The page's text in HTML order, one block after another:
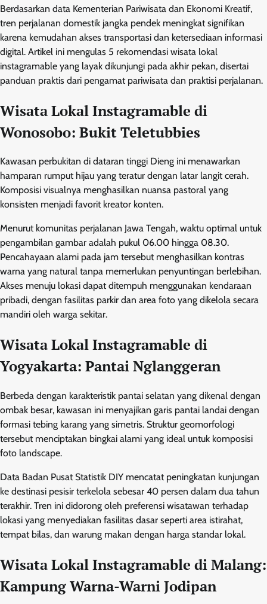
Berdasarkan data Kementerian Pariwisata dan Ekonomi Kreatif,
tren perjalanan domestik jangka pendek meningkat signifikan
karena kemudahan akses transportasi dan ketersediaan informasi
digital. Artikel ini mengulas 5 rekomendasi wisata lokal
instagramable yang layak dikunjungi pada akhir pekan, disertai
panduan praktis dari pengamat pariwisata dan praktisi perjalanan.
Wisata Lokal Instagramable di
Wonosobo: Bukit Teletubbies
Kawasan perbukitan di dataran tinggi Dieng ini menawarkan
hamparan rumput hijau yang teratur dengan latar langit cerah.
Komposisi visualnya menghasilkan nuansa pastoral yang
konsisten menjadi favorit kreator konten.
Menurut komunitas perjalanan Jawa Tengah, waktu optimal untuk
pengambilan gambar adalah pukul 06.00 hingga 08.30.
Pencahayaan alami pada jam tersebut menghasilkan kontras
warna yang natural tanpa memerlukan penyuntingan berlebihan.
Akses menuju lokasi dapat ditempuh menggunakan kendaraan
pribadi, dengan fasilitas parkir dan area foto yang dikelola secara
mandiri oleh warga sekitar.
Wisata Lokal Instagramable di
Yogyakarta: Pantai Nglanggeran
Berbeda dengan karakteristik pantai selatan yang dikenal dengan
ombak besar, kawasan ini menyajikan garis pantai landai dengan
formasi tebing karang yang simetris. Struktur geomorfologi
tersebut menciptakan bingkai alami yang ideal untuk komposisi
foto landscape.
Data Badan Pusat Statistik DIY mencatat peningkatan kunjungan
ke destinasi pesisir terkelola sebesar 40 persen dalam dua tahun
terakhir. Tren ini didorong oleh preferensi wisatawan terhadap
lokasi yang menyediakan fasilitas dasar seperti area istirahat,
tempat bilas, dan warung makan dengan harga standar lokal.
Wisata Lokal Instagramable di Malang:
Kampung Warna-Warni Jodipan